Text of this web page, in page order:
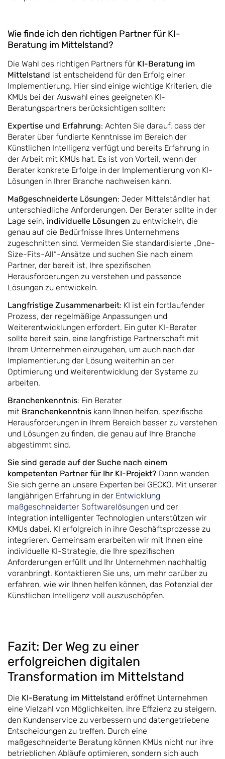
Wie finde ich den richtigen Partner für KI-
Beratung im Mittelstand?
Die Wahl des richtigen Partners für KI-Beratung im
Mittelstand ist entscheidend für den Erfolg einer
Implementierung. Hier sind einige wichtige Kriterien, die
KMUs bei der Auswahl eines geeigneten KI-
Beratungspartners berücksichtigen sollten:
Expertise und Erfahrung: Achten Sie darauf, dass der
Berater über fundierte Kenntnisse im Bereich der
Künstlichen Intelligenz verfügt und bereits Erfahrung in
der Arbeit mit KMUs hat. Es ist von Vorteil, wenn der
Berater konkrete Erfolge in der Implementierung von KI-
Lösungen in Ihrer Branche nachweisen kann.
Maßgeschneiderte Lösungen: Jeder Mittelständler hat
unterschiedliche Anforderungen. Der Berater sollte in der
Lage sein, individuelle Lösungen zu entwickeln, die
genau auf die Bedürfnisse Ihres Unternehmens
zugeschnitten sind. Vermeiden Sie standardisierte „One-
Size-Fits-All“-Ansätze und suchen Sie nach einem
Partner, der bereit ist, Ihre spezifischen
Herausforderungen zu verstehen und passende
Lösungen zu entwickeln.
Langfristige Zusammenarbeit: KI ist ein fortlaufender
Prozess, der regelmäßige Anpassungen und
Weiterentwicklungen erfordert. Ein guter KI-Berater
sollte bereit sein, eine langfristige Partnerschaft mit
Ihrem Unternehmen einzugehen, um auch nach der
Implementierung der Lösung weiterhin an der
Optimierung und Weiterentwicklung der Systeme zu
arbeiten.
Branchenkenntnis: Ein Berater
mit Branchenkenntnis kann Ihnen helfen, spezifische
Herausforderungen in Ihrem Bereich besser zu verstehen
und Lösungen zu finden, die genau auf Ihre Branche
abgestimmt sind.
Sie sind gerade auf der Suche nach einem
kompetenten Partner für Ihr KI-Projekt? Dann wenden
Sie sich gerne an unsere Experten bei GECKO. Mit unserer
langjährigen Erfahrung in der Entwicklung
maßgeschneiderter Softwarelösungen und der
Integration intelligenter Technologien unterstützen wir
KMUs dabei, KI erfolgreich in ihre Geschäftsprozesse zu
integrieren. Gemeinsam erarbeiten wir mit Ihnen eine
individuelle KI-Strategie, die Ihre spezifischen
Anforderungen erfüllt und Ihr Unternehmen nachhaltig
voranbringt. Kontaktieren Sie uns, um mehr darüber zu
erfahren, wie wir Ihnen helfen können, das Potenzial der
Künstlichen Intelligenz voll auszuschöpfen.
Fazit: Der Weg zu einer
erfolgreichen digitalen
Transformation im Mittelstand
Die KI-Beratung im Mittelstand eröffnet Unternehmen
eine Vielzahl von Möglichkeiten, ihre Effizienz zu steigern,
den Kundenservice zu verbessern und datengetriebene
Entscheidungen zu treffen. Durch eine
maßgeschneiderte Beratung können KMUs nicht nur ihre
betrieblichen Abläufe optimieren, sondern sich auch